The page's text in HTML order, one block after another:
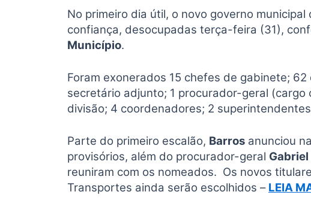
No primeiro dia útil, o novo governo
confiança, desocupadas terça-feira (31),
Município.
Foram exonerados 15 chefes de gabinete;
secretário adjunto; 1 procurador-geral
divisão; 4 coordenadores; 2
Parte do primeiro escalão, Barros anunciou
provisórios, além do procurador-geral Gabriel
reuniram com os nomeados. Os novos
Transportes ainda serão escolhidos – LEIA